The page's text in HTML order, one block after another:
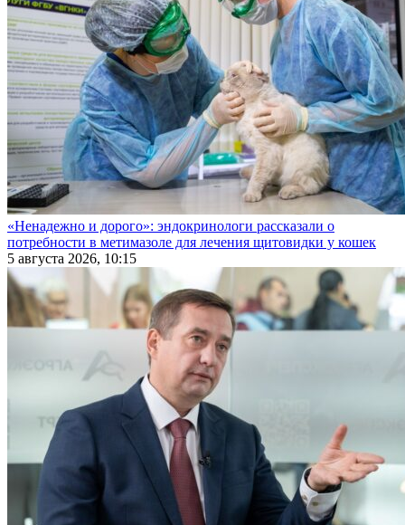
«Ненадежно и дорого»: эндокринологи рассказали о
потребности в метимазоле для лечения щитовидки у кошек
5 августа 2026, 10:15